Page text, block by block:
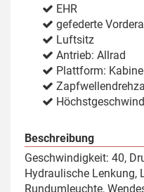
EHR
gefederte
Luftsitz
Antrieb: Allrad
Plattform: Kabine
Beschreibung
Geschwindigkeit: 40,
Hydraulische Lenkung,
Rundumleuchte,